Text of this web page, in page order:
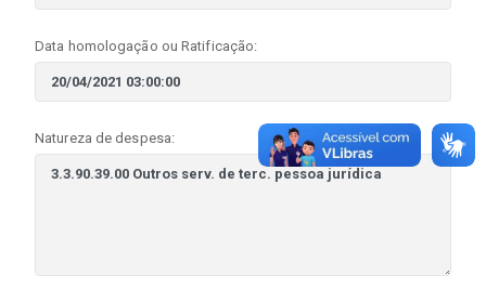
Data homologação ou Ratificação:
Natureza de despesa: